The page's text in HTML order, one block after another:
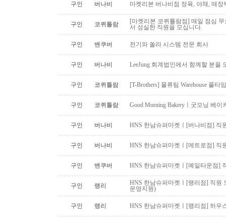
구인 버나비 마켓리본 버나비점 정육, 야채, 매
구인 코퀴틀람
[마켓리본 코퀴틀람점] 매일 점심
서 성실한 직원을 모십니다.
구인 밴쿠버 전기와 쏠라 시스템 전문 회사
구인 버나비 LeeJung 회계법인에서 함께할 분을
구인 코퀴틀람 [T-Brothers] 물류팀 Warehouse 풀타
구인 코퀴틀람 Good Morning Bakeryㅣ굿모닝 베
구인 버나비 HNS 한남슈퍼마켓ㅣ[버나비점] 직
구인 버나비 HNS 한남슈퍼마켓ㅣ[메트로점] 직
구인 밴쿠버 HNS 한남슈퍼마켓ㅣ[예일타운점]
구인 랭리
HNS 한남슈퍼마켓ㅣ[랭리점] 직원
운영지원)
구인 랭리 HNS 한남슈퍼마켓ㅣ[랭리점] 하우